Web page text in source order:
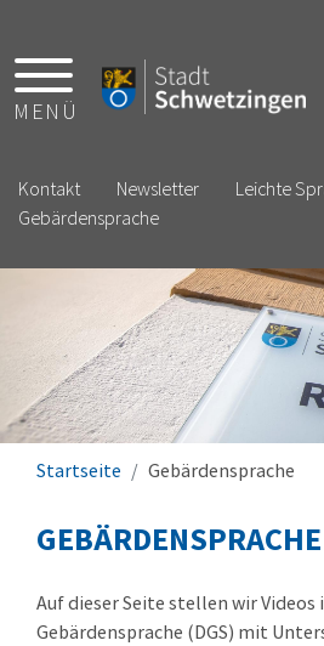
MENÜ
Kontakt Newsletter
Leichte
Gebärdensprache
Startseite Gebärdensprache
GEBÄRDENSPRACHE
Auf dieser Seite stellen wir Videos
Gebärdensprache (DGS) mit